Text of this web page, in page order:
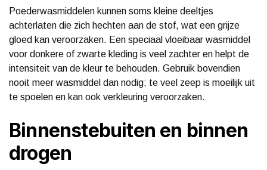
Poederwasmiddelen kunnen soms kleine deeltjes
achterlaten die zich hechten aan de stof, wat een grijze
gloed kan veroorzaken. Een speciaal vloeibaar wasmiddel
voor donkere of zwarte kleding is veel zachter en helpt de
intensiteit van de kleur te behouden. Gebruik bovendien
nooit meer wasmiddel dan nodig; te veel zeep is moeilijk uit
te spoelen en kan ook verkleuring veroorzaken.
Binnenstebuiten en binnen
drogen